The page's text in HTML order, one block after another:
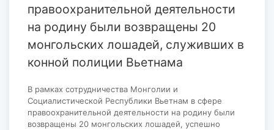
правоохранительной деятельности
на родину были возвращены 20
монгольских лошадей, служивших в
конной полиции Вьетнама
В рамках сотрудничества Монголии и
Социалистической Республики Вьетнам в сфере
правоохранительной деятельности на родину были
возвращены 20 монгольских лошадей, успешно